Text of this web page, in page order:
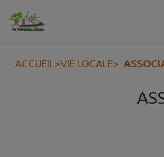
Contenu
ACCUEIL>VIE LOCALE>